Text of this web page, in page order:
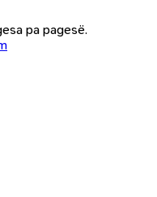
pa pagesë.